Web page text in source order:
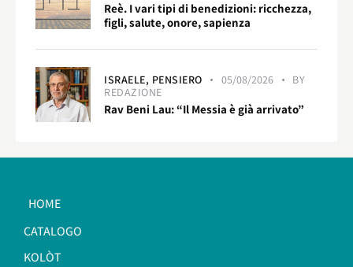
Reè. I vari tipi di benedizioni: ricchezza,
figli, salute, onore, sapienza
ISRAELE, PENSIERO 05/08/2026
BY
REDAZIONE
Rav Beni Lau: “Il Messia è già arrivato”
HOME
CATALOGO
KOLÒT